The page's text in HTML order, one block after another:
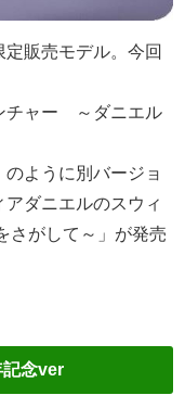
販売モデル。今回
チャー ～ダニエル
ように別バージョ
ダニエルのスウィ
さがして～」が発売
記念ver